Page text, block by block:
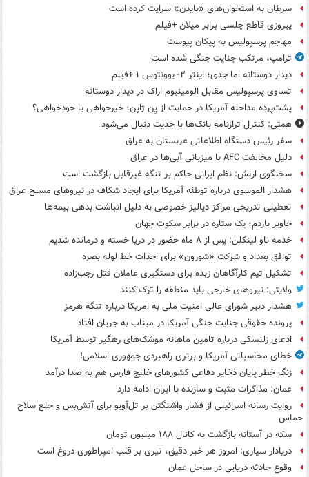
سرطان به استخوان‌های «بایدن» سرایت کرده است
پیروزی قاطع چلسی برابر میلان +فیلم
مهاجم پرسپولیس به پیکان پیوست
ترامپ، مرتکب جنایت جنگی شده است
دیدار دوستانه اما جدی؛ اینتر ۲- یوونتوس ۱ +فیلم
تساوی پرسپولیس مقابل الومینیوم اراک در دیدار دوستانه
پشت‌پرده مداخله آمریکا در حمایت از یِن ژاپن؛ خیرخواهی یا خودخواهی؟
همتی: کنترل ترازنامه بانک‌ها با جدیت دنبال می‌شود
سفر رئیس دستگاه اطلاعاتی عربستان به عراق
دلیل مخالفت AFC با میزبانی آبی‌ها در عراق
سخنگوی ارتش: نظم ایرانی حاکم بر تنگه غیرقابل بازگشت است
هشدار الموسوی درباره توطئه آمریکا برای ایجاد شکاف در نیروهای مسلح عراق
تعطیلی تدریجی مراکز دیالیز خصوصی به دلیل انباشت بدهی بیمه‌ها
خاویر باردم؛ یک ستاره در برابر سکوت جهان
خدمه ناو لینکلن: پس از ۸ ماه حضور در دریا خسته و درمانده‌ شدیم
توافق بغداد و شرکت «شورون» برای احداث خط لوله بصره
تشکیل تیم کارآگاهان زبده برای دستگیری عاملان قتل رجب‌زاده
ولایتی: نیروهای خارجی باید منطقه را ترک کنند
هشدار دبیر شورای عالی امنیت ملی به امریکا درباره تنگه هرمز
پرونده حقوقی جنایت جنگی آمریکا در میناب به جریان افتاد
ادعای زلنسکی درباره تامین ماهانه موشک‌های رهگیر توسط آمریکا
خطای محاسباتی آمریکا و برتری راهبردی جمهوری اسلامی!
زنگ خطر پایان ذخایر دفاعی کشورهای خلیج فارس هم به صدا درآمد
عمان: مذاکرات مثبت و سازنده با ایران ادامه دارد
روایت رسانه اسرائیلی از فشار واشنگتن بر تل‌آویو برای آتش‌بس و خلع سلاح
حماس
سکه در آستانه بازگشت به کانال ۱۸۸ میلیون تومان
دریادار سیاری: امروز هر خبر دقیق، تیری بر قلب امپراطوری دروغ است
وقوع حادثه دریایی در ساحل عمان